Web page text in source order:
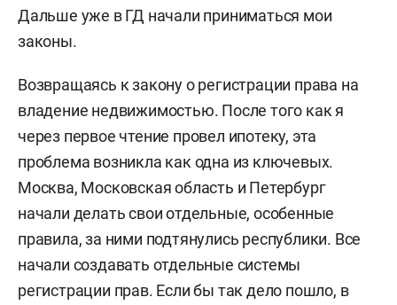
Дальше уже в ГД начали приниматься мои
законы.
Возвращаясь к закону о регистрации права на
владение недвижимостью. После того как я
через первое чтение провел ипотеку, эта
проблема возникла как одна из ключевых.
Москва, Московская область и Петербург
начали делать свои отдельные, особенные
правила, за ними подтянулись республики. Все
начали создавать отдельные системы
регистрации прав. Если бы так дело пошло, в